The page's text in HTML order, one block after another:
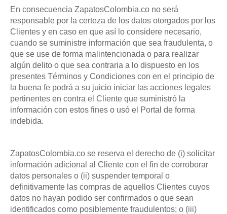
En consecuencia ZapatosColombia.co no será
responsable por la certeza de los datos otorgados por los
Clientes y en caso en que así lo considere necesario,
cuando se suministre información que sea fraudulenta, o
que se use de forma malintencionada o para realizar
algún delito o que sea contraria a lo dispuesto en los
presentes Términos y Condiciones con en el principio de
la buena fe podrá a su juicio iniciar las acciones legales
pertinentes en contra el Cliente que suministró la
información con estos fines o usó el Portal de forma
indebida.
ZapatosColombia.co se reserva el derecho de (i) solicitar
información adicional al Cliente con el fin de corroborar
datos personales o (ii) suspender temporal o
definitivamente las compras de aquellos Clientes cuyos
datos no hayan podido ser confirmados o que sean
identificados como posiblemente fraudulentos; o (iii)